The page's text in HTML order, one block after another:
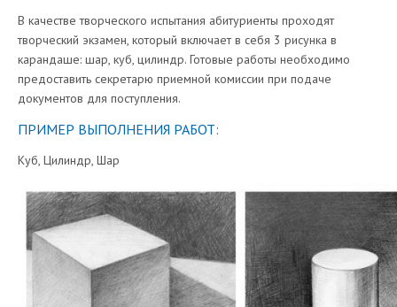
В качестве творческого испытания абитуриенты проходят
творческий экзамен, который включает в себя 3 рисунка в
карандаше: шар, куб, цилиндр. Готовые работы необходимо
предоставить секретарю приемной комиссии при подаче
документов для поступления.
ПРИМЕР ВЫПОЛНЕНИЯ РАБОТ:
Куб, Цилиндр, Шар